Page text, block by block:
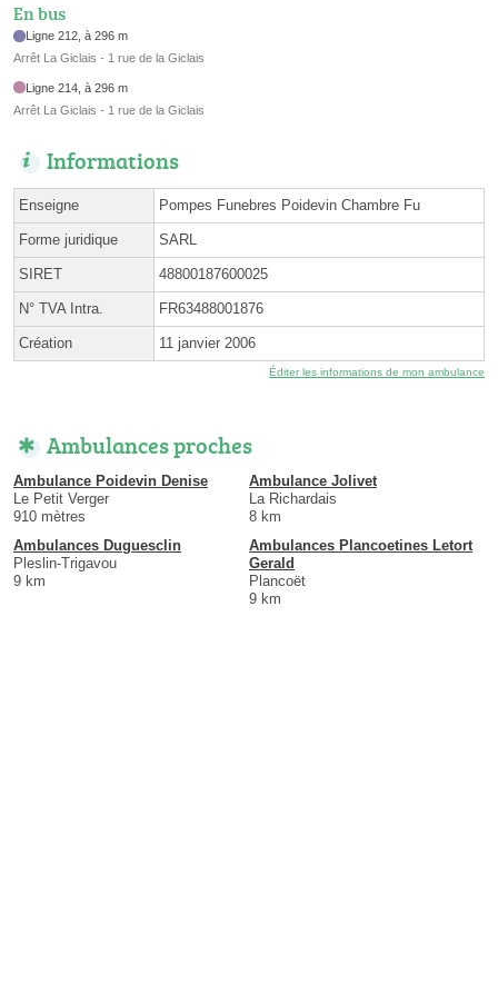
En bus
Ligne 212, à 296 m
Arrêt La Giclais - 1 rue de la Giclais
Ligne 214, à 296 m
Arrêt La Giclais - 1 rue de la Giclais
Informations
Enseigne Pompes Funebres Poidevin Chambre Fu
Forme juridique SARL
SIRET 48800187600025
N° TVA Intra. FR63488001876
Création 11 janvier 2006
Éditer les informations de mon ambulance
Ambulances proches
Ambulance Poidevin Denise
Le Petit Verger
910 mètres
Ambulance Jolivet
La Richardais
8 km
Ambulances Duguesclin
Pleslin-Trigavou
9 km
Ambulances Plancoetines Letort
Gerald
Plancoët
9 km